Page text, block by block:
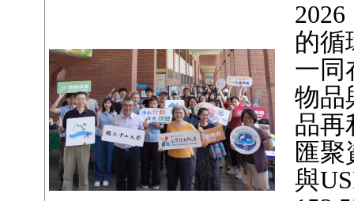
的循
一同
物品
品再
匯
與